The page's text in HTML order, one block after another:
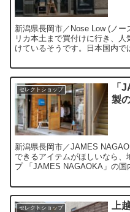
新潟県長岡市／Nose Low (ノ
リカ本土まで買付けに行き、
けているそうです。日本国内で
セレクトショップ
「
製
新潟県長岡市／JAMES
できるアイテムがほしいなら、
プ 「JAMES NAGAOKA」の国
セレクトショップ
上